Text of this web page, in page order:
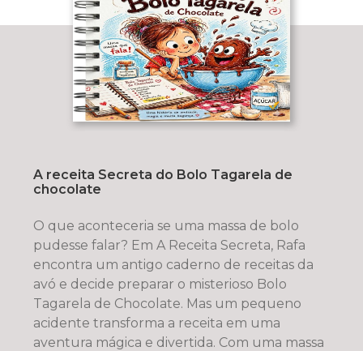
A receita Secreta do Bolo Tagarela de
chocolate
O que aconteceria se uma massa de bolo
pudesse falar? Em A Receita Secreta, Rafa
encontra um antigo caderno de receitas da
avó e decide preparar o misterioso Bolo
Tagarela de Chocolate. Mas um pequeno
acidente transforma a receita em uma
aventura mágica e divertida. Com uma massa